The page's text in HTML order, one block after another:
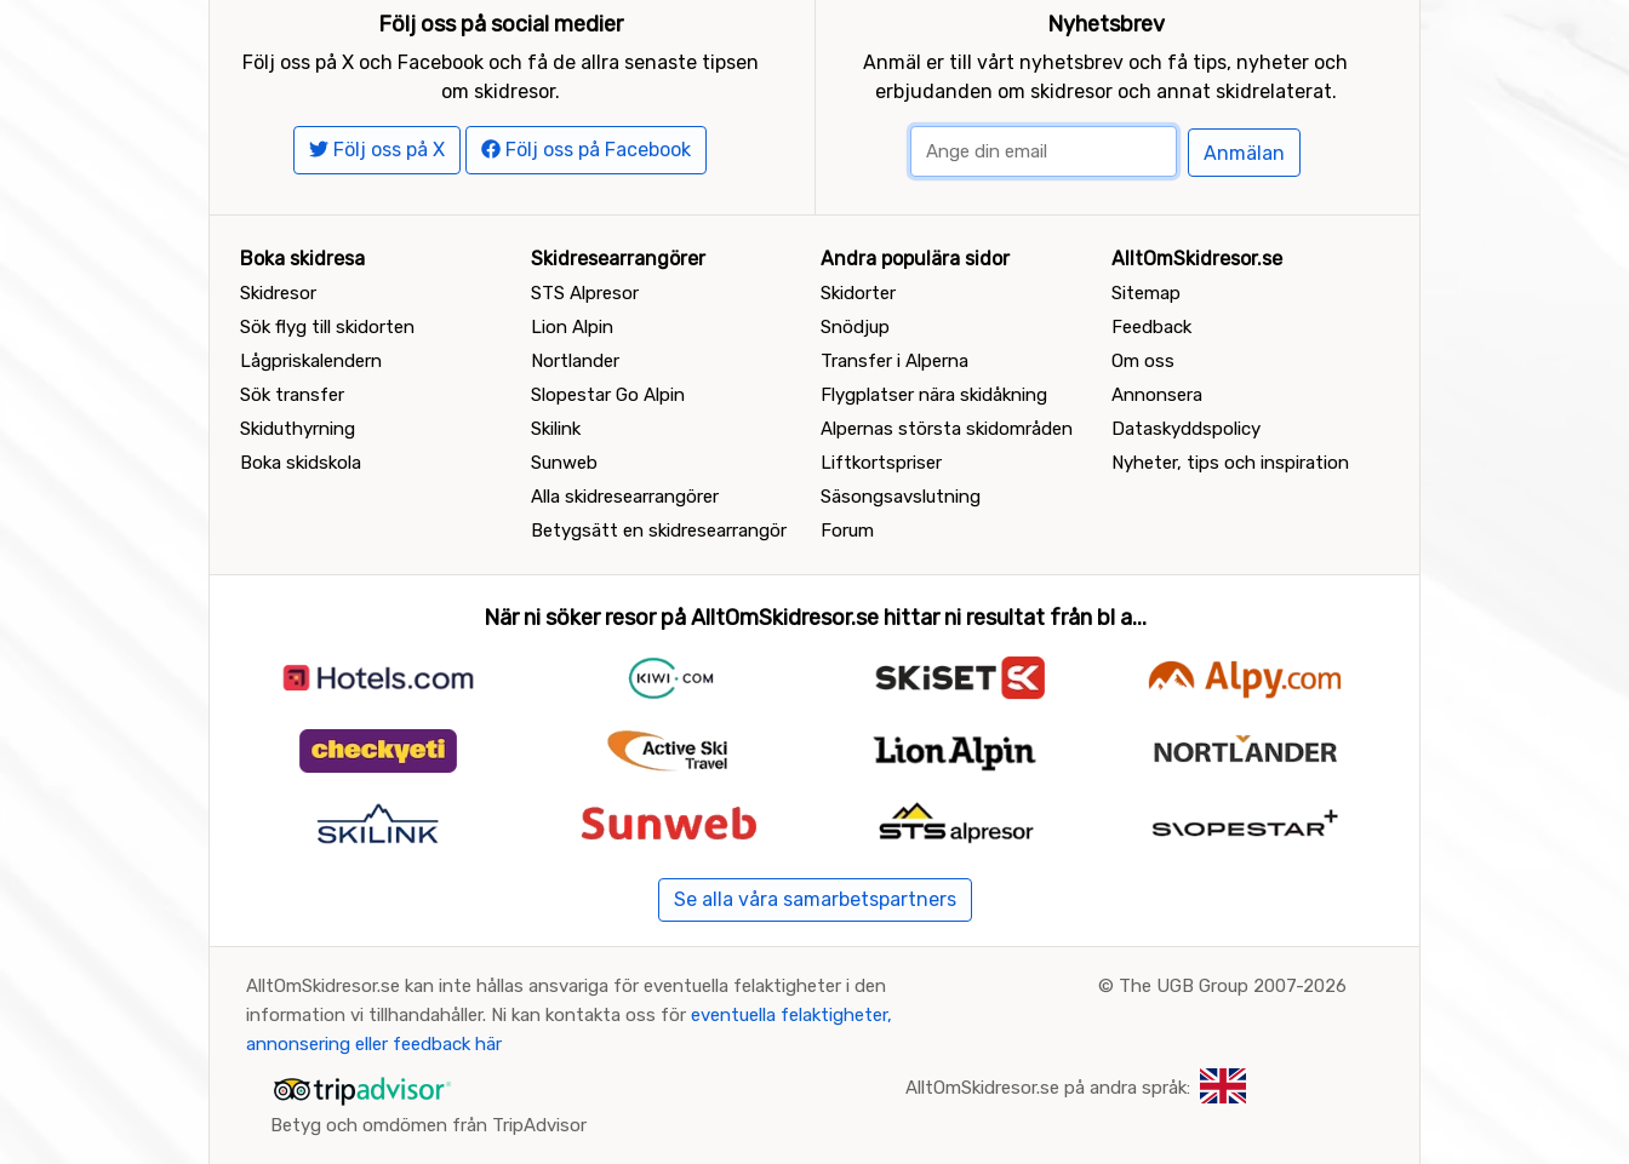
Följ oss på social medier
Följ oss på X och Facebook och få de allra senaste tipsen
om skidresor.
Följ oss på X Följ oss på Facebook
Nyhetsbrev
Anmäl er till vårt nyhetsbrev och få tips, nyheter och
erbjudanden om skidresor och annat skidrelaterat.
Anmälan
Boka skidresa
Skidresor
Sök flyg till skidorten
Lågpriskalendern
Sök transfer
Skiduthyrning
Boka skidskola
Skidresearrangörer
STS Alpresor
Lion Alpin
Nortlander
Slopestar Go Alpin
Skilink
Sunweb
Alla skidresearrangörer
Betygsätt en skidresearrangör
Andra populära sidor
Skidorter
Snödjup
Transfer i Alperna
Flygplatser nära skidåkning
Alpernas största skidområden
Liftkortspriser
Säsongsavslutning
Forum
AlltOmSkidresor.se
Sitemap
Feedback
Om oss
Annonsera
Dataskyddspolicy
Nyheter, tips och inspiration
När ni söker resor på AlltOmSkidresor.se hittar ni resultat från bl a...
Se alla våra samarbetspartners
AlltOmSkidresor.se kan inte hållas ansvariga för eventuella felaktigheter i den
information vi tillhandahåller. Ni kan kontakta oss för eventuella felaktigheter,
annonsering eller feedback här
© The UGB Group 2007-2026
Betyg och omdömen från TripAdvisor
AlltOmSkidresor.se på andra språk: